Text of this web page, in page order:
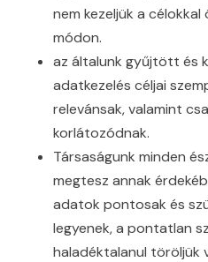
nem kezeljük a
módon.
az általunk gyűjtött és
adatkezelés céljai
relevánsak, valamint
korlátozódnak.
Társaságunk minden
megtesz annak
adatok pontosak és
legyenek, a pontatlan
haladéktalanul töröljük